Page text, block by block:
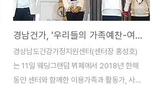
례에 대한 개입방법 모색'. 제목이 길어 말할
때마다 '서수한무...' 하는 느낌이겠다만, 수년
전 다문화 가족 부부갈등에 많이 관여했던 경
험이 있어 관심이 쏠리긴 하다. 홍 센터장에
게 부탁해 자료나 한 부 부탁해 보아야겠다.
지역사회협의체에..
경남건가, ‘우리들의 가족예찬-여덟 번째 이야기’
경상남도건강가정지원센터(센터장 홍성호)
는 11일 웨딩그랜덤 뷔페에서 2018년 한해
동안 센터와 함께한 이용가족과 활동가, 사회